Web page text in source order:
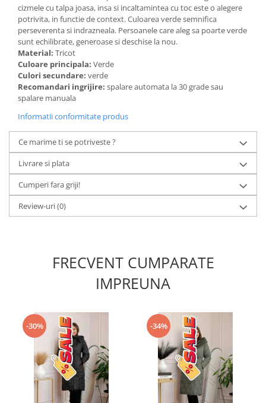
cizmele cu talpa joasa, insa si incaltamintea cu toc este o alegere
potrivita, in functie de context. Culoarea verde semnifica
perseverenta si indrazneala. Persoanele care aleg sa poarte verde
sunt echilibrate, generoase si deschise la nou.
Material: Tricot
Culoare principala: Verde
Culori secundare: verde
Recomandari ingrijire: spalare automata la 30 grade sau
spalare manuala
Informatii conformitate produs
Ce marime ti se potriveste ?
Livrare si plata
Cumperi fara griji!
Review-uri(0)
FRECVENT CUMPARATE
IMPREUNA
-30% -34%